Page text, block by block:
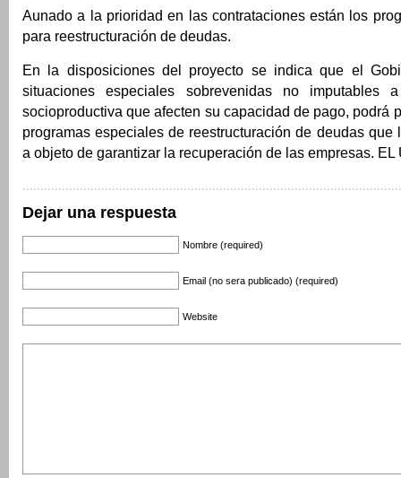
Aunado a la prioridad en las contrataciones están los
para reestructuración de deudas.
En la disposiciones del proyecto se indica que el
situaciones especiales sobrevenidas no imputables
socioproductiva que afecten su capacidad de pago, podrá
programas especiales de reestructuración de deudas que
a objeto de garantizar la recuperación de las empresas.
Dejar una respuesta
Nombre (required)
Email (no sera publicado) (required)
Website